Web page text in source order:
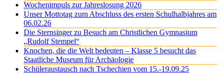
Wochenimpuls zur Jahreslosung 2026
Unser Mottotag zum Abschluss des ersten Schulhalbjahres am
06.02.26
Die Sternsinger zu Besuch am Christlichen Gymnasium
„Rudolf Stempel“
Knochen, die die Welt bedeuten – Klasse 5 besucht das
Staatliche Museum für Archäologie
Schüleraustausch nach Tschechien vom 15.-19.09.25